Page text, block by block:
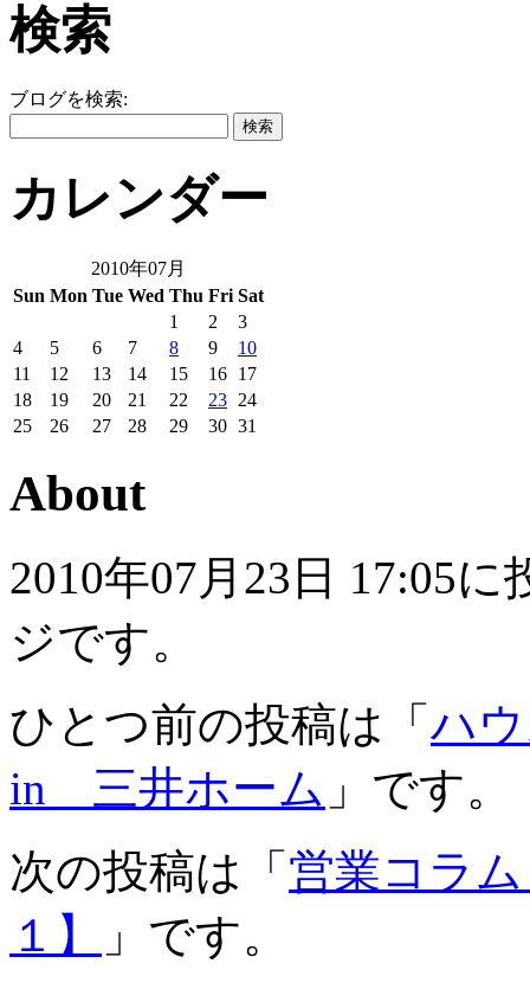
検索
ブログを検索:
カレンダー
2010年07月
Sun Mon Tue Wed Thu Fri Sat
1
2
3
4
5 6 7 8 9
10
11
12 13 14 15 16 17
18
19 20 21 22 23 24
25
26 27 28 29 30 31
About
2010年07月23日 17:05
ジです。
ひとつ前の投稿は「ハ
in 三井ホーム 」です。
次の投稿は「 営業コラ
１】
」です。